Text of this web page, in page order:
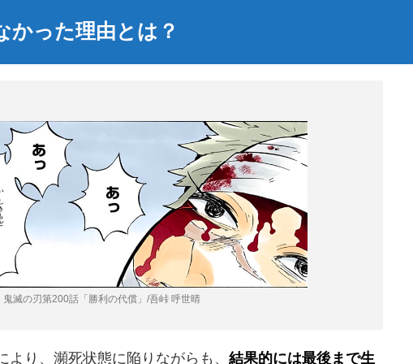
かった理由とは？
鬼滅の刃第200話「勝利の代償」/吾峠 呼世晴
り、瀕死状態に陥りながらも、 結果的には最後まで生